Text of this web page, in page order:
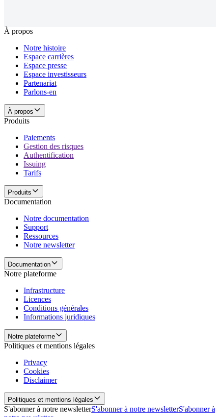
À propos
Notre histoire
Espace carrières
Espace presse
Espace investisseurs
Partenariat
Parlons-en
À propos
Produits
Paiements
Gestion des risques
Authentification
Issuing
Tarifs
Produits
Documentation
Notre documentation
Support
Ressources
Notre newsletter
Documentation
Notre plateforme
Infrastructure
Licences
Conditions générales
Informations juridiques
Notre plateforme
Politiques et mentions légales
Privacy
Cookies
Disclaimer
Politiques et mentions légales
S'abonner à notre newsletterS'abonner à notre newsletterS'abonner à